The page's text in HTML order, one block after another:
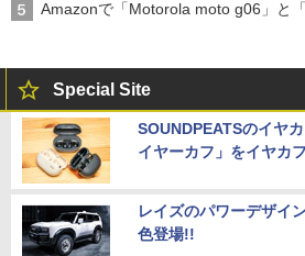
Amazonで「Motorola moto g06」と
Special Site
SOUNDPEATSのイヤ
イヤーカフ」をイヤカ
レイズのパワーデザイ
色登場!!